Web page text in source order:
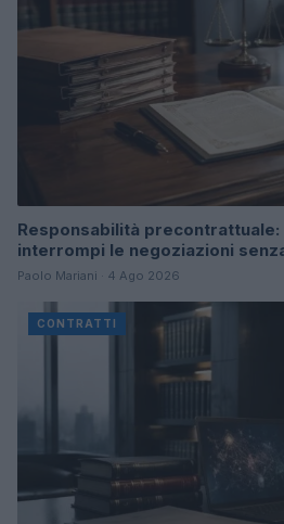
Responsabilità
interrompi le negoziazioni
Paolo Mariani · 4 Ago 2026
CONTRATTI